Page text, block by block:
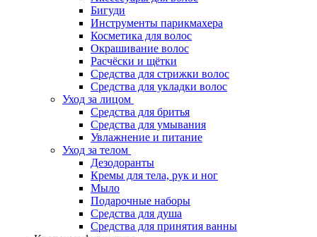
Бигуди
Инструменты парикмахера
Косметика для волос
Окрашивание волос
Расчёски и щётки
Средства для стрижки волос
Средства для укладки волос
Уход за лицом
Средства для бритья
Средства для умывания
Увлажнение и питание
Уход за телом
Дезодоранты
Кремы для тела, рук и ног
Мыло
Подарочные наборы
Средства для душа
Средства для принятия ванны